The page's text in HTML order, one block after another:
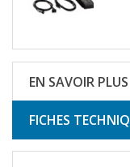
EN SAVOIR PLUS
FICHES